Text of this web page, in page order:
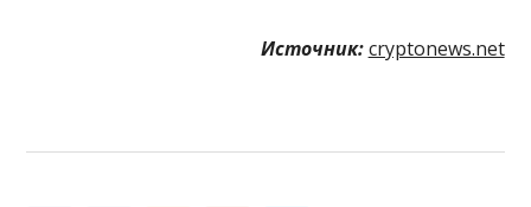
Источник: cryptonews.net